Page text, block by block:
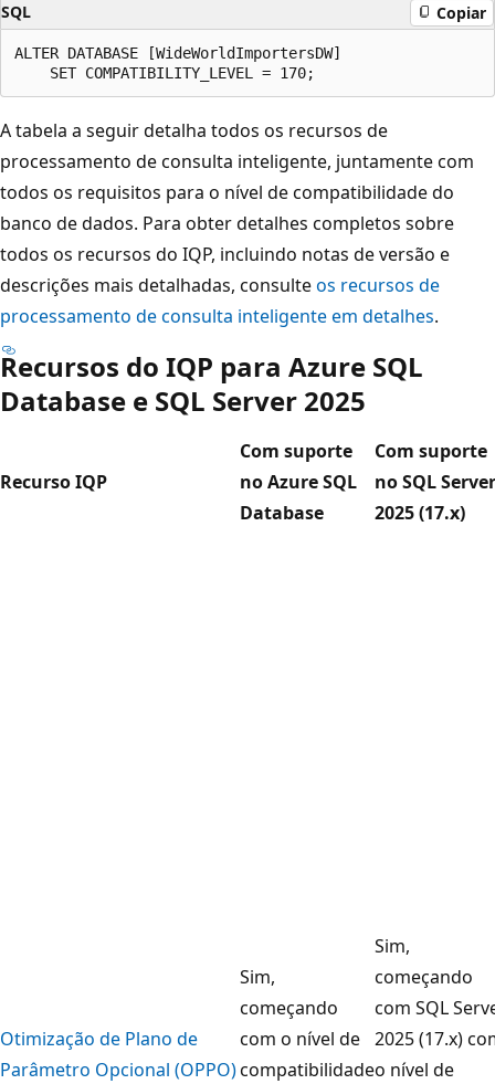
SQL Copiar
ALTER DATABASE [WideWorldImportersDW]
A tabela a seguir detalha todos os recursos de
processamento de consulta inteligente, juntamente com
todos os requisitos para o nível de compatibilidade do
banco de dados. Para obter detalhes completos sobre
todos os recursos do IQP, incluindo notas de versão e
descrições mais detalhadas, consulteos recursos de
processamento de consulta inteligente em detalhes.
Recursos do IQP para Azure SQL
Database e SQL Server 2025
Recurso IQP
Com suporte
no Azure SQL
Database
Com suporte
no SQL Server
2025 (17.x)
Otimização de Plano de
Parâmetro Opcional (OPPO)
Sim,
começando
com o nível de
compatibilidade
Sim,
começando
com SQL
2025 (17.x)
o nível de